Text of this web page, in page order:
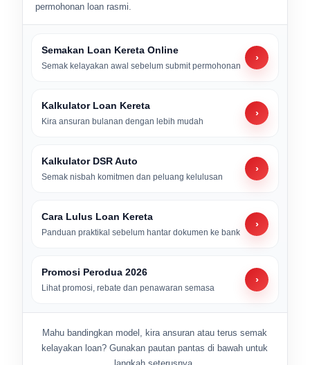
permohonan loan rasmi.
Semakan Loan Kereta Online
Semak kelayakan awal sebelum submit permohonan
›
Kalkulator Loan Kereta
Kira ansuran bulanan dengan lebih mudah
›
Kalkulator DSR Auto
Semak nisbah komitmen dan peluang kelulusan
›
Cara Lulus Loan Kereta
Panduan praktikal sebelum hantar dokumen ke bank
›
Promosi Perodua 2026
Lihat promosi, rebate dan penawaran semasa
›
Mahu bandingkan model, kira ansuran atau terus semak
kelayakan loan? Gunakan pautan pantas di bawah untuk